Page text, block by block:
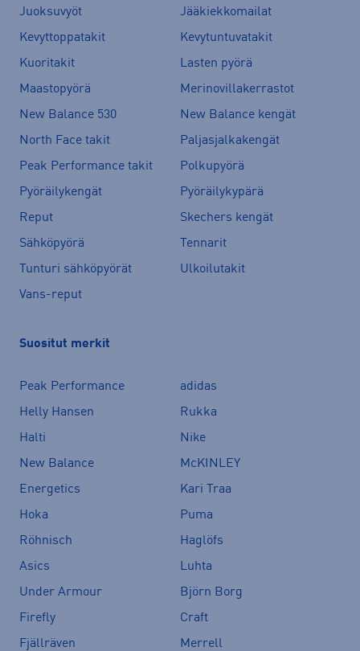
Juoksuvyöt
Jääkiekkomailat
Kevyttoppatakit
Kevytuntuvatakit
Kuoritakit
Lasten pyörä
Maastopyörä
Merinovillakerrastot
New Balance 530
New Balance kengät
North Face takit
Paljasjalkakengät
Peak Performance takit
Polkupyörä
Pyöräilykengät
Pyöräilykypärä
Reput
Skechers kengät
Sähköpyörä
Tennarit
Tunturi sähköpyörät
Ulkoilutakit
Vans-reput
Suositut merkit
Peak Performance
adidas
Helly Hansen
Rukka
Halti
Nike
New Balance
McKINLEY
Energetics
Kari Traa
Hoka
Puma
Röhnisch
Haglöfs
Asics
Luhta
Under Armour
Björn Borg
Firefly
Craft
Fjällräven
Merrell